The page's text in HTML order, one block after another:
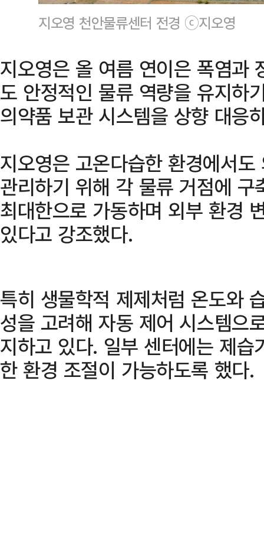
지오영 천안물류센터 전경 ⓒ지오영
지오영은 올 여름 연이은 폭염과
도 안정적인 물류 역량을 유지하
의약품 보관 시스템을 상향 대응
지오영은 고온다습한 환경에서
관리하기 위해 각 물류 거점에 구
최대한으로 가동하며 외부 환경
있다고 강조했다.
특히 생물학적 제제처럼 온도와
성을 고려해 자동 제어 시스템으
지하고 있다. 일부 센터에는 제
한 환경 조절이 가능하도록 했다.